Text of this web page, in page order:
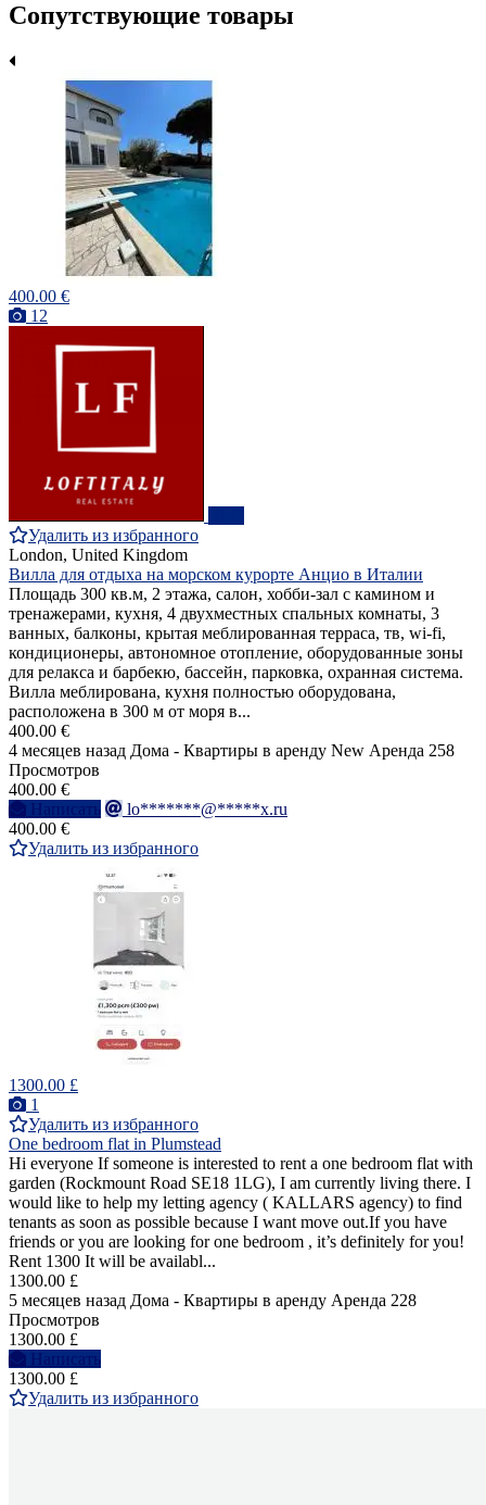
Сопутствующие товары
400.00 €
12
Удалить из избранного
London, United Kingdom
Вилла для отдыха на морском курорте Анцио в Италии
Площадь 300 кв.м, 2 этажа, салон, хобби-зал с камином и
тренажерами, кухня, 4 двухместных спальных комнаты, 3
ванных, балконы, крытая меблированная терраса, тв, wi-fi,
кондиционеры, автономное отопление, оборудованные зоны
для релакса и барбекю, бассейн, парковка, охранная система.
Вилла меблирована, кухня полностью оборудована,
расположена в 300 м от моря в...
400.00 €
4 месяцев назад Дома - Квартиры в аренду New Аренда 258
Просмотров
400.00 €
Написать
lo*******@*****x.ru
400.00 €
Удалить из избранного
1300.00 £
1
Удалить из избранного
One bedroom flat in Plumstead
Hi everyone If someone is interested to rent a one bedroom flat with
garden (Rockmount Road SE18 1LG), I am currently living there. I
would like to help my letting agency ( KALLARS agency) to find
tenants as soon as possible because I want move out.If you have
friends or you are looking for one bedroom , it’s definitely for you!
Rent 1300 It will be availabl...
1300.00 £
5 месяцев назад Дома - Квартиры в аренду Аренда 228
Просмотров
1300.00 £
Написать
1300.00 £
Удалить из избранного